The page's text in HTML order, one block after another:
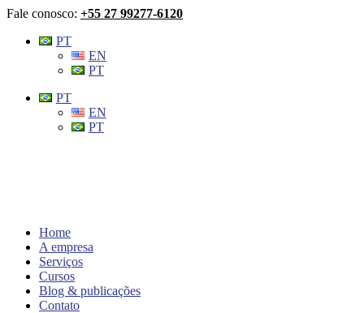
Skip
content
Fale conosco: +55 27 99277-6120
PT
EN
PT
PT
EN
PT
Home
A empresa
Serviços
Cursos
Blog & publicações
Contato